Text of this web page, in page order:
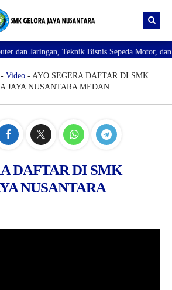
Teknik Bisnis Sepeda Motor, dan
- Video - AYO SEGERA DAFTAR DI SMK
JAYA NUSANTARA MEDAN
DAFTAR DI SMK
NUSANTARA